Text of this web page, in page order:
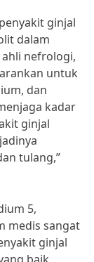
ginjal
dalam
nefrologi,
untuk
dan
kadar
ginjal
tulang,”
5,
medis sangat
ginjal